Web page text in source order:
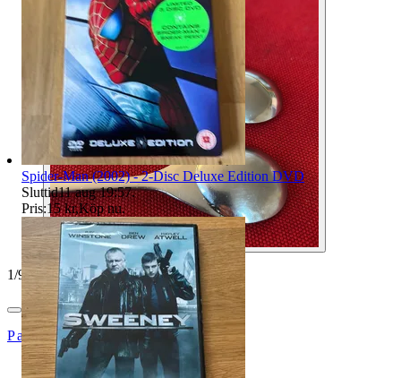
1/9
Pat123456
Spider-Man (2002) - 2-Disc Deluxe Edition DVD
Sluttid11 aug 19:57.
Pris:15 kr,Köp nu.